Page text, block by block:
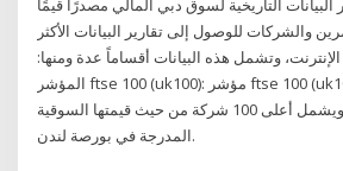
البيانات التاريخية لسوق دبي المالي مصدرًا قيمًا
والشركات للوصول إلى تقارير البيانات الأكثر
وتشمل هذه البيانات أقساماً عدة ومنها:
المؤشر ftse 100 (uk100): مؤشر ftse 100 (uk100) هو مؤشر بورصة
فايننشال تايمز 100، ويشمل أعلى 100 شركة من حيث قيمتها السوقية
المدرجة في بورصة لندن.